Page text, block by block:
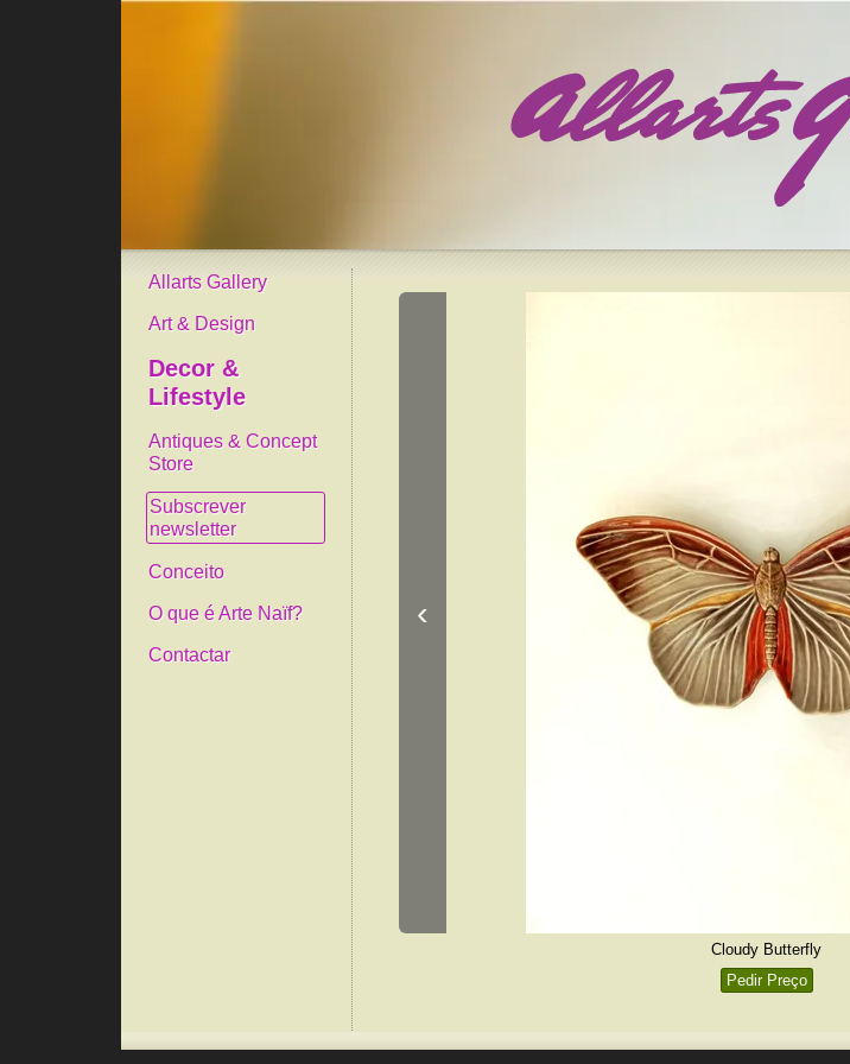
Allarts Gallery
Art & Design
Decor &
Lifestyle
Antiques & Concept
Store
Subscrever
newsletter
Conceito
O que é Arte Naïf?
Contactar
‹
Cloudy Butterfly
Pedir Preço